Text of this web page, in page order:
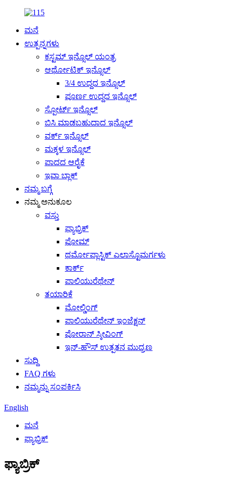
ಮನೆ
ಉತ್ಪನ್ನಗಳು
ಕಸ್ಟಮ್ ಇನ್ಸೊಲ್ ಯಂತ್ರ
ಆರ್ಥೋಟಿಕ್ ಇನ್ಸೊಲ್
3/4 ಉದ್ದದ ಇನ್ಸೊಲ್
ಪೂರ್ಣ ಉದ್ದದ ಇನ್ಸೊಲ್
ಸ್ಪೋರ್ಟ್ ಇನ್ಸೊಲ್
ಬಿಸಿ ಮಾಡಬಹುದಾದ ಇನ್ಸೊಲ್
ವರ್ಕ್ ಇನ್ಸೊಲ್
ಮಕ್ಕಳ ಇನ್ಸೊಲ್
ಪಾದದ ಆರೈಕೆ
ಇವಾ ಬ್ಲಾಕ್
ನಮ್ಮ ಬಗ್ಗೆ
ನಮ್ಮ ಅನುಕೂಲ
ವಸ್ತು
ಫ್ಯಾಬ್ರಿಕ್
ಫೋಮ್
ಥರ್ಮೋಪ್ಲಾಸ್ಟಿಕ್ ಎಲಾಸ್ಟೊಮರ್ಗಳು
ಕಾರ್ಕ್
ಪಾಲಿಯುರೆಥೇನ್
ತಯಾರಿಕೆ
ಮೋಲ್ಡಿಂಗ್
ಪಾಲಿಯುರೆಥೇನ್ ಇಂಜೆಕ್ಷನ್
ಪೋರಾನ್ ಸ್ಕೀವಿಂಗ್
ಇನ್-ಹೌಸ್ ಉತ್ಪತನ ಮುದ್ರಣ
ಸುದ್ದಿ
FAQ ಗಳು
ನಮ್ಮನ್ನು ಸಂಪರ್ಕಿಸಿ
English
ಮನೆ
ಫ್ಯಾಬ್ರಿಕ್
ಫ್ಯಾಬ್ರಿಕ್